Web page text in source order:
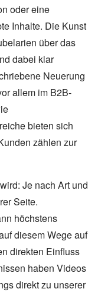
oder eine
Inhalte. Die Kunst
über das
dabei klar
Neuerung
allem im B2B-
bieten sich
zählen zur
Je nach Art und
Seite.
höchstens
diesem Wege auf
direkten Einfluss
haben Videos
direkt zu unserer